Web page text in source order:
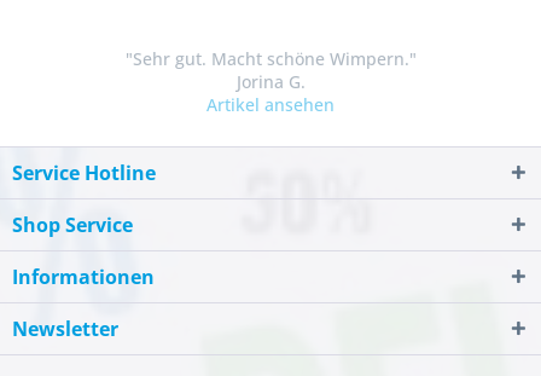
"Sehr gut. Macht schöne Wimpern."
Jorina G.
Artikel ansehen
Service Hotline
Shop Service
Informationen
Newsletter